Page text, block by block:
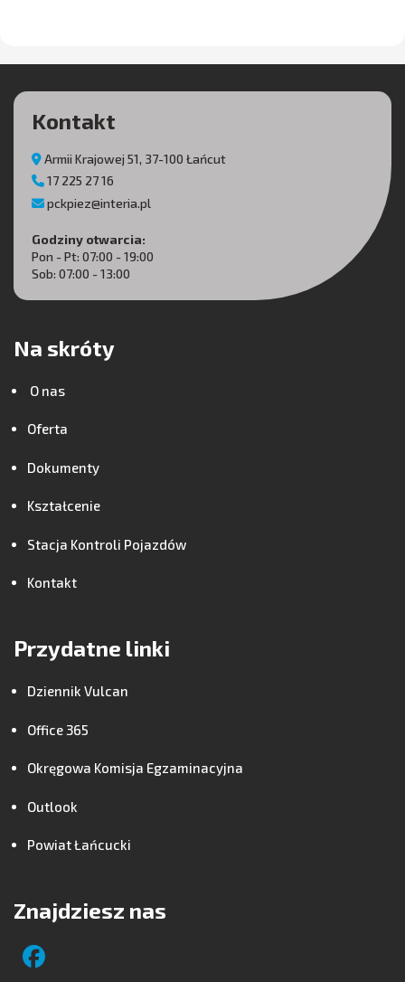
Kontakt
Armii Krajowej 51, 37-100 Łańcut
17 225 27 16
pckpiez@interia.pl
Godziny otwarcia:
Pon - Pt: 07:00 - 19:00
Sob: 07:00 - 13:00
Na skróty
O nas
Oferta
Dokumenty
Kształcenie
Stacja Kontroli Pojazdów
Kontakt
Przydatne linki
Dziennik Vulcan
Office 365
Okręgowa Komisja Egzaminacyjna
Outlook
Powiat Łańcucki
Znajdziesz nas